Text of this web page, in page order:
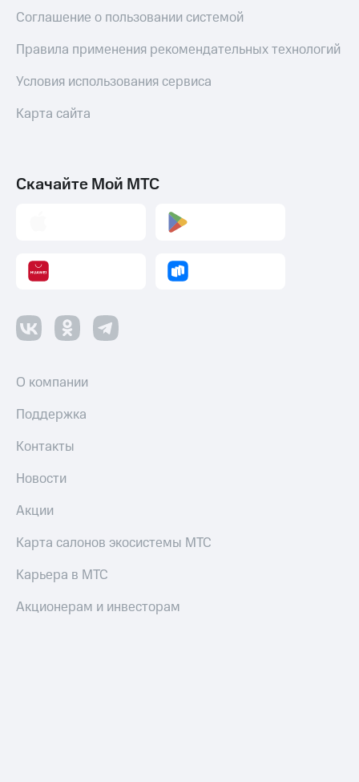
Соглашение о пользовании системой
Правила применения рекомендательных технологий
Условия использования сервиса
Карта сайта
Скачайте Мой МТС
О компании
Поддержка
Контакты
Новости
Акции
Карта салонов экосистемы МТС
Карьера в МТС
Акционерам и инвесторам